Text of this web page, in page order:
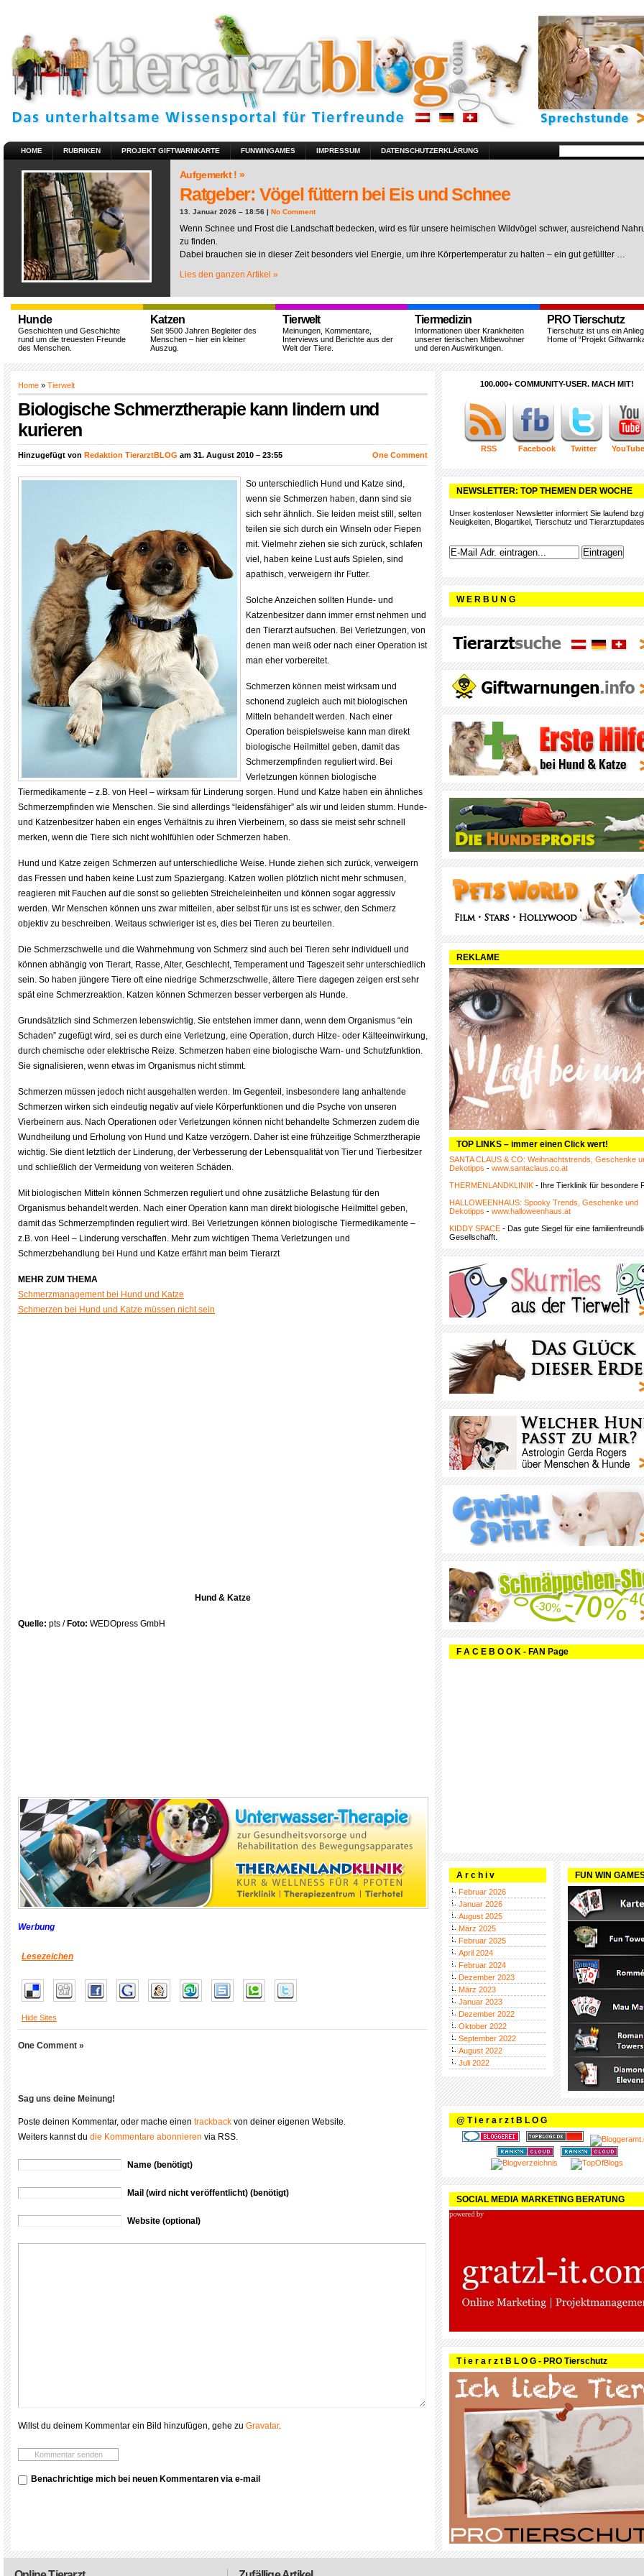
HOME RUBRIKEN PROJEKT GIFTWARNKARTE FUNWINGAMES IMPRESSUM DATENSCHUTZERKLÄRUNG
Aufgemerkt ! »
Ratgeber: Vögel füttern bei Eis und Schnee
13. Januar 2026 – 18:56 | No Comment
Wenn Schnee und Frost die Landschaft bedecken, wird es für unsere heimischen Wildvögel schwer, ausreichend
zu finden.
Dabei brauchen sie in dieser Zeit besonders viel Energie, um ihre Körpertemperatur zu halten – ein gut gefüllter …
Lies den ganzen Artikel »
Hunde
Geschichten und Geschichte
rund um die treuesten Freunde
des Menschen.
Katzen
Seit 9500 Jahren Begleiter des
Menschen – hier ein kleiner
Auszug.
Tierwelt
Meinungen, Kommentare,
Interviews und Berichte aus der
Welt der Tiere.
Tiermedizin
Informationen über Krankheiten
unserer tierischen Mitbewohner
und deren Auswirkungen.
PRO Tierschutz
Tierschutz ist uns ein
Home of “Projekt
Home » Tierwelt
Biologische Schmerztherapie kann lindern und
kurieren
Hinzugefügt von Redaktion TierarztBLOG am 31. August 2010 – 23:55 One Comment
So unterschiedlich Hund und Katze sind,
wenn sie Schmerzen haben, dann sind sie
sich sehr ähnlich. Sie leiden meist still, selten
teilen sie sich durch ein Winseln oder Fiepen
mit. Vielmehr ziehen sie sich zurück, schlafen
viel, haben keine Lust aufs Spielen, sind
apathisch, verweigern ihr Futter.
Solche Anzeichen sollten Hunde- und
Katzenbesitzer dann immer ernst nehmen und
den Tierarzt aufsuchen. Bei Verletzungen, von
denen man weiß oder nach einer Operation ist
man eher vorbereitet.
Schmerzen können meist wirksam und
schonend zugleich auch mit biologischen
Mitteln behandelt werden. Nach einer
Operation beispielsweise kann man direkt
biologische Heilmittel geben, damit das
Schmerzempfinden reguliert wird. Bei
Verletzungen können biologische
Tiermedikamente – z.B. von Heel – wirksam für Linderung sorgen. Hund und Katze haben ein ähnliches
Schmerzempfinden wie Menschen. Sie sind allerdings “leidensfähiger” als wir und leiden stumm. Hunde-
und Katzenbesitzer haben ein enges Verhältnis zu ihren Vierbeinern, so dass sie meist sehr schnell
merken, wenn die Tiere sich nicht wohlfühlen oder Schmerzen haben.
Hund und Katze zeigen Schmerzen auf unterschiedliche Weise. Hunde ziehen sich zurück, verweigern
das Fressen und haben keine Lust zum Spaziergang. Katzen wollen plötzlich nicht mehr schmusen,
reagieren mit Fauchen auf die sonst so geliebten Streicheleinheiten und können sogar aggressiv
werden. Wir Menschen können uns zwar mitteilen, aber selbst für uns ist es schwer, den Schmerz
objektiv zu beschreiben. Weitaus schwieriger ist es, dies bei Tieren zu beurteilen.
Die Schmerzschwelle und die Wahrnehmung von Schmerz sind auch bei Tieren sehr individuell und
können abhängig von Tierart, Rasse, Alter, Geschlecht, Temperament und Tageszeit sehr unterschiedlich
sein. So haben jüngere Tiere oft eine niedrige Schmerzschwelle, ältere Tiere dagegen zeigen erst sehr
spät eine Schmerzreaktion. Katzen können Schmerzen besser verbergen als Hunde.
Grundsätzlich sind Schmerzen lebenswichtig. Sie entstehen immer dann, wenn dem Organismus “ein
Schaden” zugefügt wird, sei es durch eine Verletzung, eine Operation, durch Hitze- oder Kälteeinwirkung,
durch chemische oder elektrische Reize. Schmerzen haben eine biologische Warn- und Schutzfunktion.
Sie signalisieren, wenn etwas im Organismus nicht stimmt.
Schmerzen müssen jedoch nicht ausgehalten werden. Im Gegenteil, insbesondere lang anhaltende
Schmerzen wirken sich eindeutig negativ auf viele Körperfunktionen und die Psyche von unseren
Vierbeinern aus. Nach Operationen oder Verletzungen können nicht behandelte Schmerzen zudem die
Wundheilung und Erholung von Hund und Katze verzögern. Daher ist eine frühzeitige Schmerztherapie
wichtig. Sie dient letztlich der Linderung, der Verbesserung der Lebensqualität von Tier und Tierbesitzer
und schließlich der Vermeidung von weiteren Schäden.
Mit biologischen Mitteln können Schmerzen reguliert und ohne zusätzliche Belastung für den
Organismus behandelt werden. Nach einer Operation kann man direkt biologische Heilmittel geben,
damit das Schmerzempfinden reguliert wird. Bei Verletzungen können biologische Tiermedikamente –
z.B. von Heel – Linderung verschaffen. Mehr zum wichtigen Thema Verletzungen und
Schmerzbehandlung bei Hund und Katze erfährt man beim Tierarzt
MEHR ZUM THEMA
Schmerzmanagement bei Hund und Katze
Schmerzen bei Hund und Katze müssen nicht sein
Hund & Katze
Quelle: pts / Foto: WEDOpress GmbH
Werbung
Lesezeichen
Hide Sites
One Comment »
Sag uns deine Meinung!
Poste deinen Kommentar, oder mache einen trackback von deiner eigenen Website.
Weiters kannst du die Kommentare abonnieren via RSS.
Name (benötigt)
Mail (wird nicht veröffentlicht) (benötigt)
Website (optional)
Willst du deinem Kommentar ein Bild hinzufügen, gehe zu Gravatar.
Benachrichtige mich bei neuen Kommentaren via e-mail
100.000+ COMMUNITY-USER. MACH MIT!
RSS Facebook Twitter YouTube
NEWSLETTER: TOP THEMEN DER WOCHE
Unser kostenloser Newsletter informiert Sie laufend
Neuigkeiten, Blogartikel, Tierschutz und
W E R B U N G
REKLAME
TOP LINKS – immer einen Click wert!
SANTA CLAUS & CO: Weihnachtstrends, Geschenke
Dekotipps - www.santaclaus.co.at
THERMENLANDKLINIK - Ihre Tierklinik für besondere
HALLOWEENHAUS: Spooky Trends, Geschenke und
Dekotipps - www.halloweenhaus.at
KIDDY SPACE - Das gute Siegel für eine
Gesellschafft.
F A C E B O O K - FAN Page
A r c h i v
Februar 2026
Januar 2026
August 2025
März 2025
Februar 2025
April 2024
Februar 2024
Dezember 2023
März 2023
Januar 2023
Dezember 2022
Oktober 2022
September 2022
August 2022
Juli 2022
FUN WIN
@ T i e r a r z t B L O G
SOCIAL MEDIA MARKETING BERATUNG
T i e r a r z t B L O G - PRO Tierschutz